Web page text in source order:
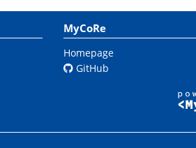
MyCoRe
Homepage
GitHub